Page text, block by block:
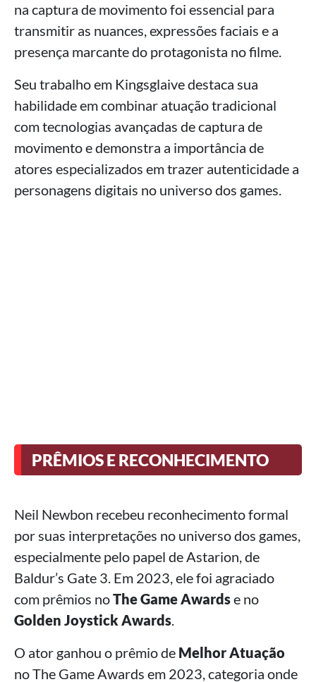
na captura de movimento foi essencial para
transmitir as nuances, expressões faciais e a
presença marcante do protagonista no filme.
Seu trabalho em Kingsglaive destaca sua
habilidade em combinar atuação tradicional
com tecnologias avançadas de captura de
movimento e demonstra a importância de
atores especializados em trazer autenticidade a
personagens digitais no universo dos games.
PRÊMIOS E RECONHECIMENTO
Neil Newbon recebeu reconhecimento formal
por suas interpretações no universo dos games,
especialmente pelo papel de Astarion, de
Baldur’s Gate 3. Em 2023, ele foi agraciado
com prêmios noThe Game Awardse no
Golden Joystick Awards.
O ator ganhou o prêmio de Melhor Atuação
no The Game Awards em 2023, categoria onde